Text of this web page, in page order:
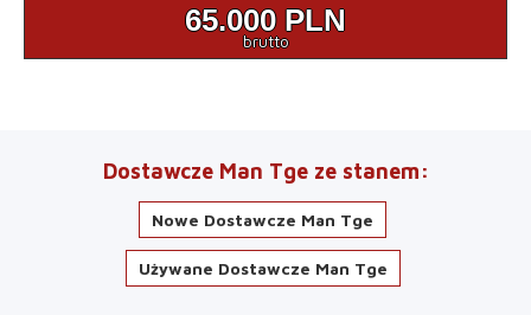
65.000 PLN
brutto
Dostawcze Man Tge ze stanem
Nowe Dostawcze Man Tge
Używane Dostawcze Man Tge